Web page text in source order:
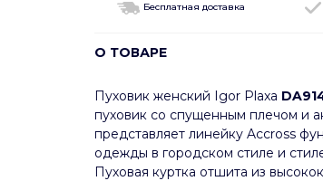
Бесплатная доставка
О ТОВАРЕ
Пуховик женский Igor Plaxa
пуховик со спущенным плечом и
представляет линейку Accross
одежды в городском стиле и
Пуховая куртка отшита из